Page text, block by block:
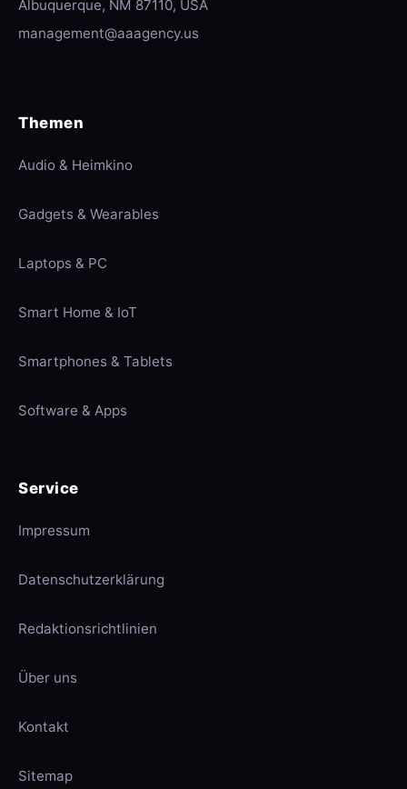
Albuquerque, NM 87110, USA
management@aaagency.us
Themen
Audio & Heimkino
Gadgets & Wearables
Laptops & PC
Smart Home & IoT
Smartphones & Tablets
Software & Apps
Service
Impressum
Datenschutzerklärung
Redaktionsrichtlinien
Über uns
Kontakt
Sitemap